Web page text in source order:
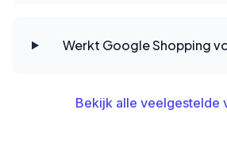
Werkt Google Shopping
Bekijk alle veelgestelde